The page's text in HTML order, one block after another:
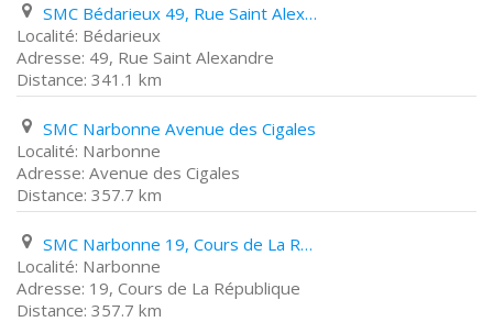
SMC Bédarieux 49, Rue Saint Alexandre
Bédarieux
49, Rue Saint Alexandre
341.1 km
SMC Narbonne Avenue des Cigales
Narbonne
Avenue des Cigales
357.7 km
SMC Narbonne 19, Cours de La République
Narbonne
19, Cours de La République
357.7 km